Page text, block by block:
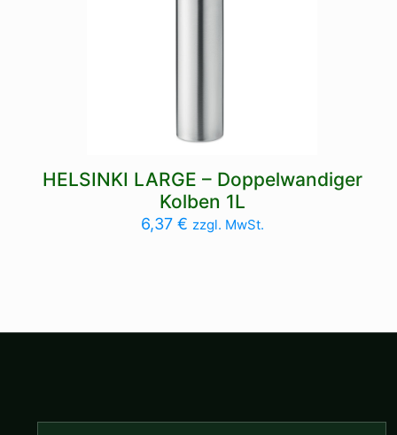
HELSINKI LARGE – Doppelwandiger
Kolben 1L
6,37 € zzgl. MwSt.